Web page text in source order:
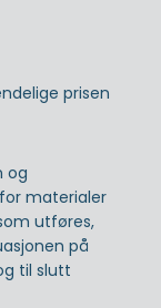
prisen
og
materialer
utføres,
på
til slutt